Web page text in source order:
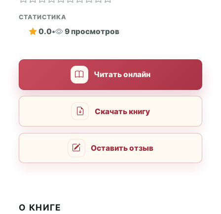
СТАТИСТИКА
0.0• 9 просмотров
Читать онлайн
Скачать книгу
Оставить отзыв
О КНИГЕ